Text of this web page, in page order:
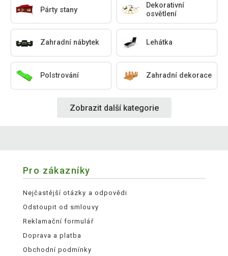
Párty stany
Dekorativní
osvětlení
Zahradní nábytek Lehátka
Polstrování Zahradní dekorace
Zobrazit další kategorie
Pro zákazníky
Nejčastější otázky a odpovědi
Odstoupit od smlouvy
Reklamační formulář
Doprava a platba
Obchodní podmínky